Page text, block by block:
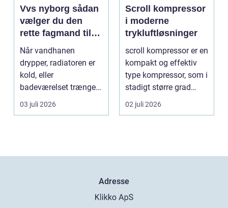
Vvs nyborg sådan
vælger du den
rette fagmand til
opgaven
Når vandhanen
drypper, radiatoren er
kold, eller
badeværelset trænger
til en gennemgribende
renoveri...
03 juli 2026
Scroll kompressor
i moderne
trykluftløsninger
scroll kompressor er en
kompakt og effektiv
type kompressor, som i
stadigt større grad
vælges til an...
02 juli 2026
Adresse